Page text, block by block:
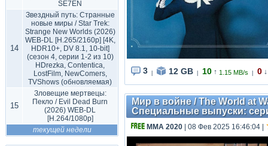
SE7EN
14
Звездный путь: Странные
новые миры / Star Trek:
Strange New Worlds (2026)
WEB-DL [H.265/2160p] [4K,
HDR10+, DV 8.1, 10-bit]
(сезон 4, серии 1-2 из 10)
HDrezka, Contentica,
LostFilm, NewComers,
TVShows (обновляемая)
15
Зловещие мертвецы:
Пекло / Evil Dead Burn
(2026) WEB-DL
[H.264/1080p]
текущей недели
3 12 GB 10 ↑ 1.15 MB/s 0 ↓
Мир в войне / The World at
Специальные выпуски:
MMA 2020 | 08 Фев 2025 16:46:04